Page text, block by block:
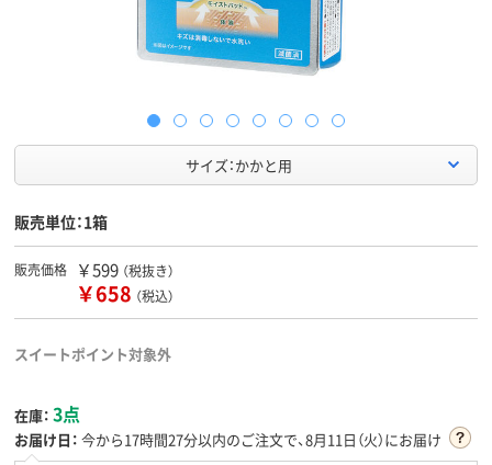
サイズ：かかと用
販売単位：1箱
販売価格 ￥599 （税抜き）
￥658 （税込）
スイートポイント対象外
在庫： 3点
お届け日： 今から17時間27分以内のご注文で、8月11日（火）にお届け